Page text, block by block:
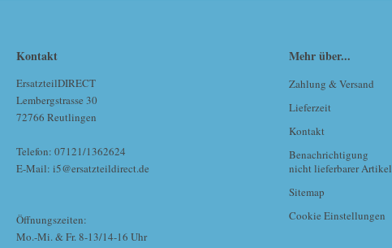
Kontakt
ErsatzteilDIRECT
Lembergstrasse 30
72766 Reutlingen
Telefon: 07121/1362624
E-Mail: i5@ersatzteildirect.de
Öffnungszeiten:
Mo.-Mi. & Fr. 8-13/14-16 Uhr
Mehr über...
Zahlung & Versand
Lieferzeit
Kontakt
Benachrichtigung
nicht lieferbarer Artikel
Sitemap
Cookie Einstellungen